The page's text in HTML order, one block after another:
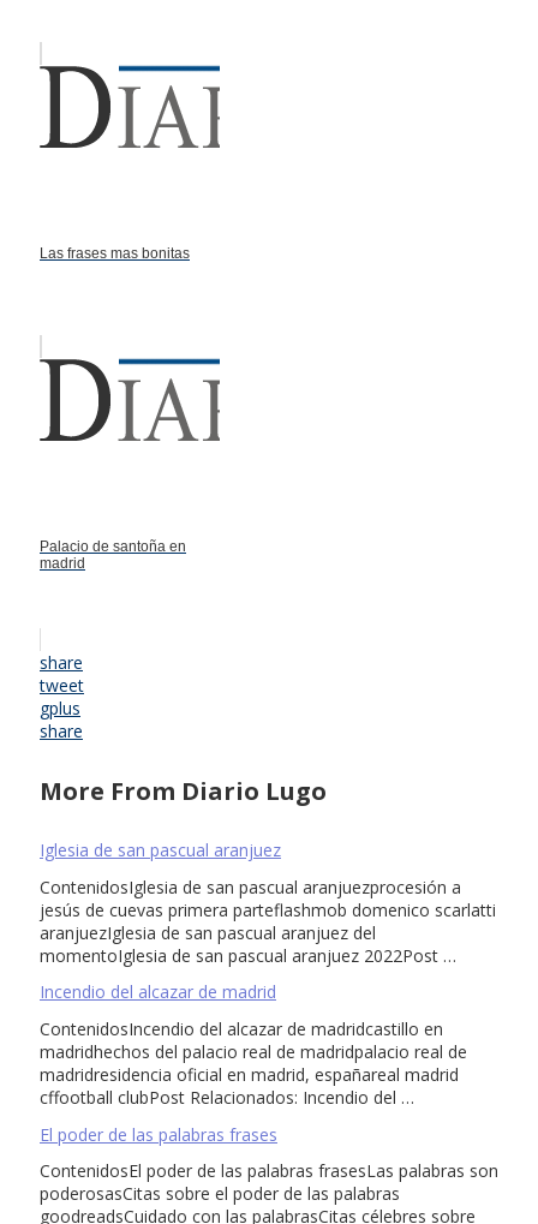
Las frases mas bonitas
Palacio de santoña en
madrid
share
tweet
gplus
share
More From Diario Lugo
Iglesia de san pascual aranjuez
ContenidosIglesia de san pascual aranjuezprocesión a
jesús de cuevas primera parteflashmob domenico scarlatti
aranjuezIglesia de san pascual aranjuez del
momentoIglesia de san pascual aranjuez 2022Post …
Incendio del alcazar de madrid
ContenidosIncendio del alcazar de madridcastillo en
madridhechos del palacio real de madridpalacio real de
madridresidencia oficial en madrid, españareal madrid
cffootball clubPost Relacionados: Incendio del …
El poder de las palabras frases
ContenidosEl poder de las palabras frasesLas palabras son
poderosasCitas sobre el poder de las palabras
goodreadsCuidado con las palabrasCitas célebres sobre